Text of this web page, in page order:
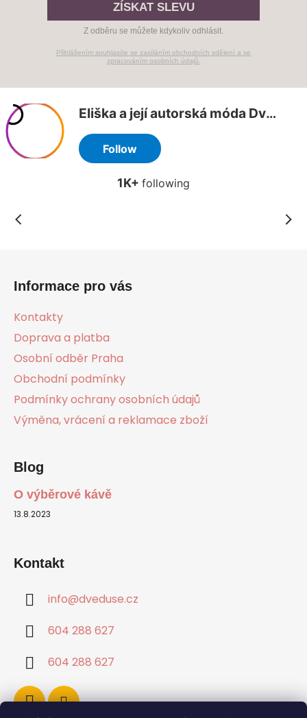
ZÍSKAT SLEVU
Z odběru se můžete kdykoliv odhlásit.
Přihlášením souhlasíte se zasíláním obchodních sdělení a se
zpracováním osobních údajů.
Informace pro vás
Kontakty
Doprava a platba
Osobní odběr Praha
Obchodní podmínky
Podmínky ochrany osobních údajů
Výměna, vrácení a reklamace zboží
Blog
O výběrové kávě
13.8.2023
Kontakt
info@dveduse.cz
604 288 627
604 288 627